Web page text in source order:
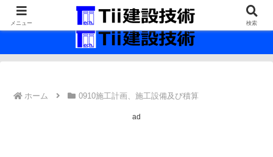
最新の建設技術の情報インフラ。
ホーム 0910施工計画、施工設備及び積算
ad
メニュー 検索